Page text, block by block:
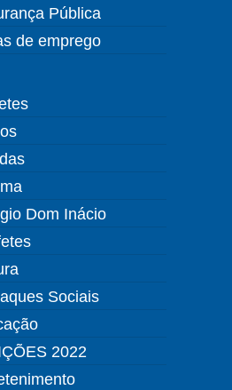
Pública
de emprego
Dom Inácio
Sociais
2022